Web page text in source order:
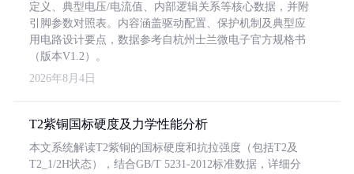
定义、典型电压/电流值、内部逻辑关系等核心数据，并附
引脚参数对照表。内容涵盖驱动配置、保护机制及典型应
用电路设计要点，数据参考自杭州士兰微电子官方规格书
（版本V1.2）。
2026年8月4日
T2紫铜国标硬度及力学性能分析
本文系统解读T2紫铜的国标硬度和抗拉强度（包括T2及
T2_1/2H状态），结合GB/T 5231-2012标准数据，详细分